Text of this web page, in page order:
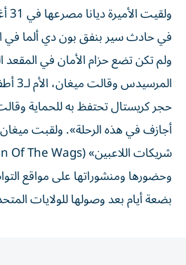
في حادث سير بنفق بون دي ألما في
ولم تكن تضع حزام الأمان في المقعد
حجر كريستال تحتفظ به للحماية وقالت:
أجازف في هذه الرحلة». ولقبت
وحضورها ومنشوراتها على مواقع
بضعة أيام بعد وصولها للولايات